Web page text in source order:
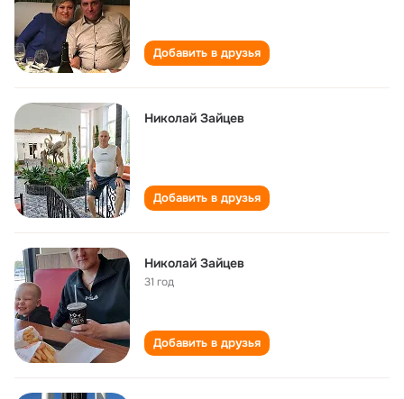
Добавить в друзья
Николай Зайцев
Добавить в друзья
Николай Зайцев
31 год
Добавить в друзья